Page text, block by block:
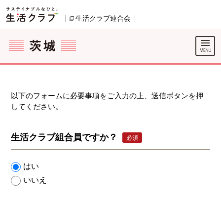
ページの先頭です。
生活クラブ連合会
ここからサイト内共通メニューです。
サイト内共通メニューをスキップする
サイト内共通メニューここまで。
以下のフォームに必要事項をご入力の上、送信ボタンを押
してください。
生活クラブ組合員ですか？ 必須
はい
いいえ